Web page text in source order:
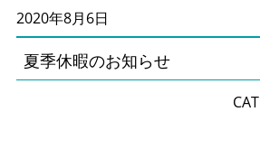
2020年8月6日
夏季休暇のお知らせ